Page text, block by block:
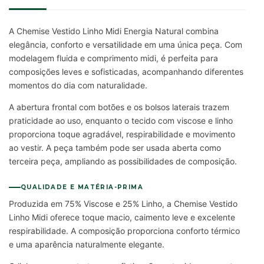
A Chemise Vestido Linho Midi Energia Natural combina
elegância, conforto e versatilidade em uma única peça. Com
modelagem fluida e comprimento midi, é perfeita para
composições leves e sofisticadas, acompanhando diferentes
momentos do dia com naturalidade.
A abertura frontal com botões e os bolsos laterais trazem
praticidade ao uso, enquanto o tecido com viscose e linho
proporciona toque agradável, respirabilidade e movimento
ao vestir. A peça também pode ser usada aberta como
terceira peça, ampliando as possibilidades de composição.
QUALIDADE E MATÉRIA-PRIMA
Produzida em 75% Viscose e 25% Linho, a Chemise Vestido
Linho Midi oferece toque macio, caimento leve e excelente
respirabilidade. A composição proporciona conforto térmico
e uma aparência naturalmente elegante.